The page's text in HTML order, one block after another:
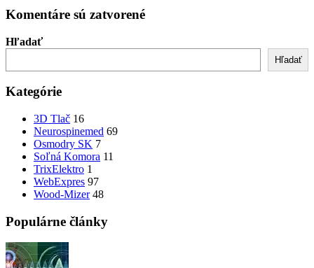
Komentáre sú zatvorené
Hľadať
Hľadať
Kategórie
3D Tlač 16
Neurospinemed 69
Osmodry SK 7
Soľná Komora 11
TrixElektro 1
WebExpres 97
Wood-Mizer 48
Populárne články